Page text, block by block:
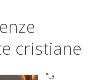
cristiane
“La